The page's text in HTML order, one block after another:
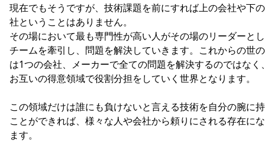
現在でもそうですが、技術課題を前にすれば上の会社や下
社ということはありません。
その場において最も専門性が高い人がその場のリーダーと
チームを牽引し、問題を解決していきます。これからの世
は1つの会社、メーカーで全ての問題を解決するのではなく
お互いの得意領域で役割分担をしていく世界となります。
この領域だけは誰にも負けないと言える技術を自分の腕に
ことができれば、様々な人や会社から頼りにされる存在に
ます。